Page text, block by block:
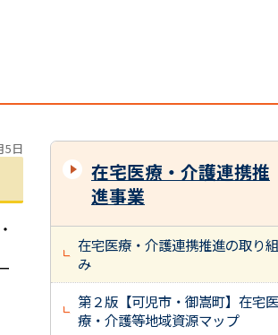
5日
在宅医療・介護連携推
進事業
在宅医療・介護連携推進の取り組
み
第２版【可児市・御嵩町】在宅医
療・介護等地域資源マップ